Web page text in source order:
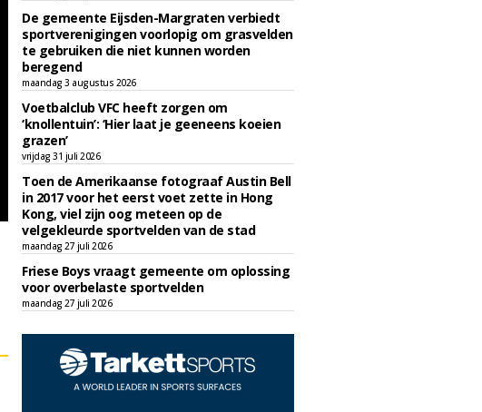
De gemeente Eijsden-Margraten verbiedt
sportverenigingen voorlopig om grasvelden
te gebruiken die niet kunnen worden
beregend
maandag 3 augustus 2026
Voetbalclub VFC heeft zorgen om
‘knollentuin’: ‘Hier laat je geeneens koeien
grazen’
vrijdag 31 juli 2026
Toen de Amerikaanse fotograaf Austin Bell
in 2017 voor het eerst voet zette in Hong
Kong, viel zijn oog meteen op de
velgekleurde sportvelden van de stad
maandag 27 juli 2026
Friese Boys vraagt gemeente om oplossing
voor overbelaste sportvelden
maandag 27 juli 2026